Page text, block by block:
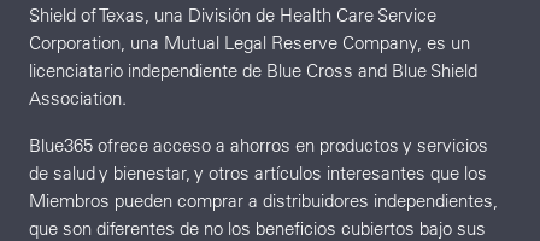
Shield of Texas, una División de Health Care Service
Corporation, una Mutual Legal Reserve Company, es un
licenciatario independiente de Blue Cross and Blue Shield
Association.
Blue365 ofrece acceso a ahorros en productos y servicios
de salud y bienestar, y otros artículos interesantes que los
Miembros pueden comprar a distribuidores independientes,
que son diferentes de no los beneficios cubiertos bajo sus